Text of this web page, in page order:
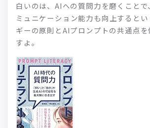
白いのは、AIへの質問力を磨くことで
ミュニケーション能力も向上すると
ギーの原則とAIプロンプトの共通点
すよ。